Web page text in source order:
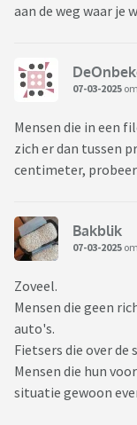
aan de weg waar je
07-03-2025
Mensen die in een
zich er dan tussen
centimeter,
Bakblik
07-03-2025
Zoveel.
Mensen die geen
auto's.
Fietsers die over de
Mensen die hun
situatie gewoon